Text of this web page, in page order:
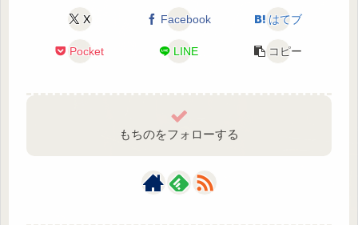
X Facebook はてブ
Pocket LINE コピー
もちのをフォローする